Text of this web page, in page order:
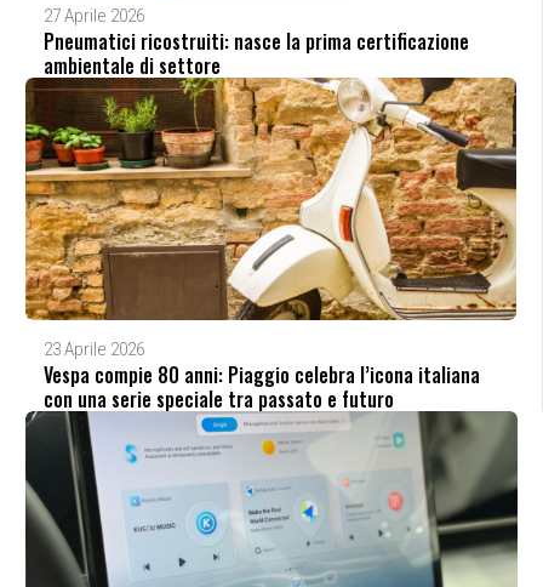
27 Aprile 2026
Pneumatici ricostruiti: nasce la prima certificazione
ambientale di settore
23 Aprile 2026
Vespa compie 80 anni: Piaggio celebra l’icona italiana
con una serie speciale tra passato e futuro